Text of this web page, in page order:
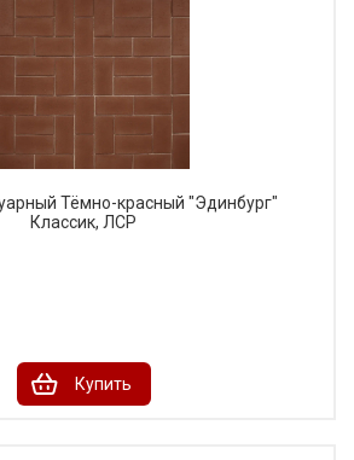
Тёмно-красный "Эдинбург"
Классик, ЛСР
Купить